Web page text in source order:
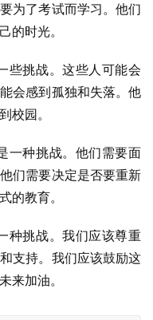
为了考试而学习。他们
的时光。
些挑战。这些人可能会
会感到孤独和失落。他
校园。
一种挑战。他们需要面
们需要决定是否要重新
的教育。
种挑战。我们应该尊重
支持。我们应该鼓励这
来加油。